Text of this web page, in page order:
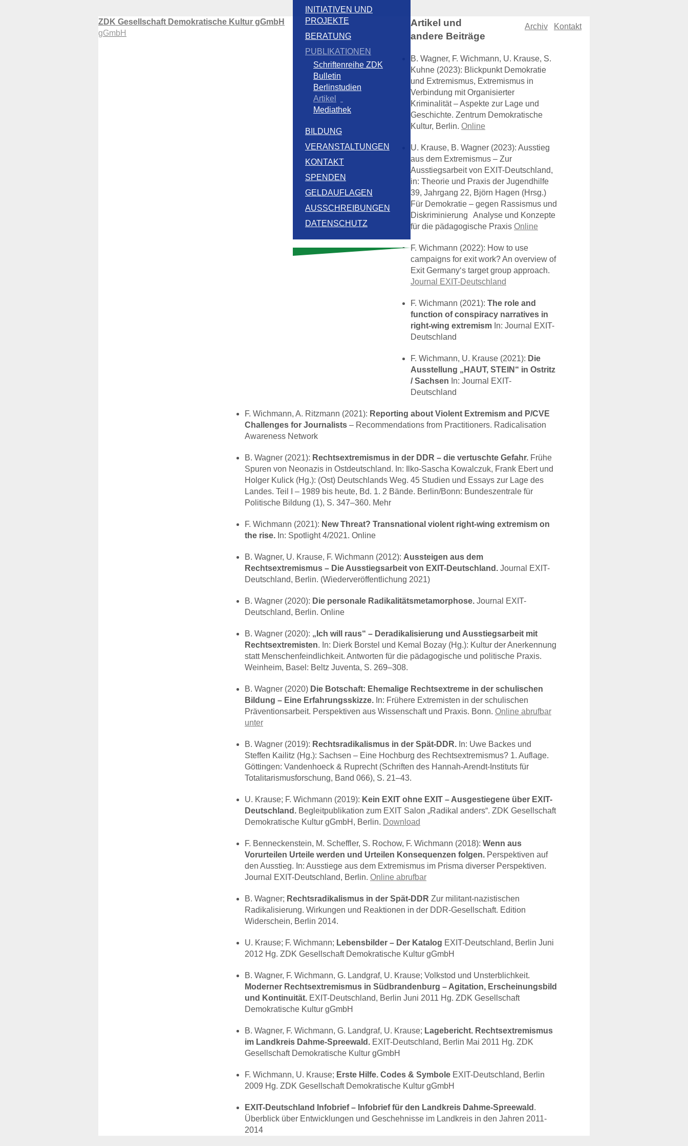
ZDK Gesellschaft Demokratische Kultur gGmbH
gGmbH
Archiv Kontakt
INITIATIVEN UND
PROJEKTE
BERATUNG
PUBLIKATIONEN
Schriftenreihe ZDK
Bulletin
Berlinstudien
Artikel
Mediathek
BILDUNG
VERANSTALTUNGEN
KONTAKT
SPENDEN
GELDAUFLAGEN
AUSSCHREIBUNGEN
DATENSCHUTZ
Artikel und
andere Beiträge
B. Wagner, F. Wichmann, U. Krause, S.
Kuhne (2023): Blickpunkt Demokratie
und Extremismus, Extremismus in
Verbindung mit Organisierter
Kriminalität – Aspekte zur Lage und
Geschichte. Zentrum Demokratische
Kultur, Berlin. Online
U. Krause, B. Wagner (2023): Ausstieg
aus dem Extremismus – Zur
Ausstiegsarbeit von EXIT-Deutschland,
in: Theorie und Praxis der Jugendhilfe
39, Jahrgang 22, Björn Hagen (Hrsg.)
Für Demokratie – gegen Rassismus und
Diskriminierung Analyse und Konzepte
für die pädagogische Praxis Online
F. Wichmann (2022): How to use
campaigns for exit work? An overview of
Exit Germany‘s target group approach.
Journal
EXIT-Deutschland
F. Wichmann (2021): The role and
function of conspiracy narratives in
right-wing extremism In: Journal EXIT-
Deutschland
F. Wichmann, U. Krause (2021): Die
Ausstellung „HAUT, STEIN “ in Ostritz
/ Sachsen In: Journal EXIT-
Deutschland
F. Wichmann, A. Ritzmann (2021): Reporting about Violent Extremism and P/CVE
Challenges for Journalists – Recommendations from Practitioners. Radicalisation
Awareness Network
B. Wagner (2021): Rechtsextremismus in der DDR – die vertuschte Gefahr. Frühe
Spuren von Neonazis in Ostdeutschland. In: Ilko-Sascha Kowalczuk, Frank Ebert und
Holger Kulick (Hg.): (Ost) Deutschlands Weg. 45 Studien und Essays zur Lage des
Landes. Teil I – 1989 bis heute, Bd. 1. 2 Bände. Berlin/Bonn: Bundeszentrale für
Politische Bildung (1), S. 347–360. Mehr
F. Wichmann (2021): New Threat? Transnational violent right-wing extremism on
the rise. In: Spotlight 4/2021. Online
B. Wagner, U. Krause, F. Wichmann (2012): Aussteigen aus dem
Rechtsextremismus – Die Ausstiegsarbeit von EXIT-Deutschland. Journal EXIT-
Deutschland, Berlin. (Wiederveröffentlichung 2021)
B. Wagner (2020): Die personale Radikalitätsmetamorphose. Journal EXIT-
Deutschland, Berlin. Online
B. Wagner (2020): „Ich will raus“ – Deradikalisierung und Ausstiegsarbeit mit
Rechtsextremisten. In: Dierk Borstel und Kemal Bozay (Hg.): Kultur der Anerkennung
statt Menschenfeindlichkeit. Antworten für die pädagogische und politische Praxis.
Weinheim, Basel: Beltz Juventa, S. 269–308.
B. Wagner (2020) Die Botschaft: Ehemalige Rechtsextreme in der schulischen
Bildung – Eine Erfahrungsskizze. In: Frühere Extremisten in der schulischen
Präventionsarbeit. Perspektiven aus Wissenschaft und Praxis. Bonn. Online abrufbar
unter
B. Wagner (2019): Rechtsradikalismus in der Spät-DDR. In: Uwe Backes und
Steffen Kailitz (Hg.): Sachsen – Eine Hochburg des Rechtsextremismus? 1. Auflage.
Göttingen: Vandenhoeck & Ruprecht (Schriften des Hannah-Arendt-Instituts für
Totalitarismusforschung, Band 066), S. 21–43.
U. Krause; F. Wichmann (2019): Kein EXIT ohne EXIT – Ausgestiegene über EXIT-
Deutschland. Begleitpublikation zum EXIT Salon „Radikal anders“. ZDK Gesellschaft
Demokratische Kultur gGmbH, Berlin. Download
F. Benneckenstein, M. Scheffler, S. Rochow, F. Wichmann (2018): Wenn aus
Vorurteilen Urteile werden und Urteilen Konsequenzen folgen. Perspektiven auf
den Ausstieg. In: Ausstiege aus dem Extremismus im Prisma diverser Perspektiven.
Journal
EXIT-Deutschland, Berlin. Online abrufbar
B. Wagner; Rechtsradikalismus in der Spät-DDR Zur militant-nazistischen
Radikalisierung. Wirkungen und Reaktionen in der DDR-Gesellschaft. Edition
Widerschein, Berlin 2014.
U. Krause; F. Wichmann; Lebensbilder – Der Katalog EXIT-Deutschland, Berlin Juni
2012 Hg. ZDK Gesellschaft Demokratische Kultur gGmbH
B. Wagner, F. Wichmann, G. Landgraf, U. Krause; Volkstod und Unsterblichkeit.
Moderner Rechtsextremismus in Südbrandenburg – Agitation, Erscheinungsbild
und Kontinuität. EXIT-Deutschland, Berlin Juni 2011 Hg. ZDK Gesellschaft
Demokratische Kultur gGmbH
B. Wagner, F. Wichmann, G. Landgraf, U. Krause; Lagebericht. Rechtsextremismus
im Landkreis Dahme-Spreewald. EXIT-Deutschland, Berlin Mai 2011 Hg. ZDK
Gesellschaft Demokratische Kultur gGmbH
F. Wichmann, U. Krause; Erste Hilfe. Codes & Symbole EXIT-Deutschland, Berlin
2009 Hg. ZDK Gesellschaft Demokratische Kultur gGmbH
EXIT-Deutschland Infobrief – Infobrief für den Landkreis Dahme-Spreewald .
Überblick über Entwicklungen und Geschehnisse im Landkreis in den Jahren 2011-
2014